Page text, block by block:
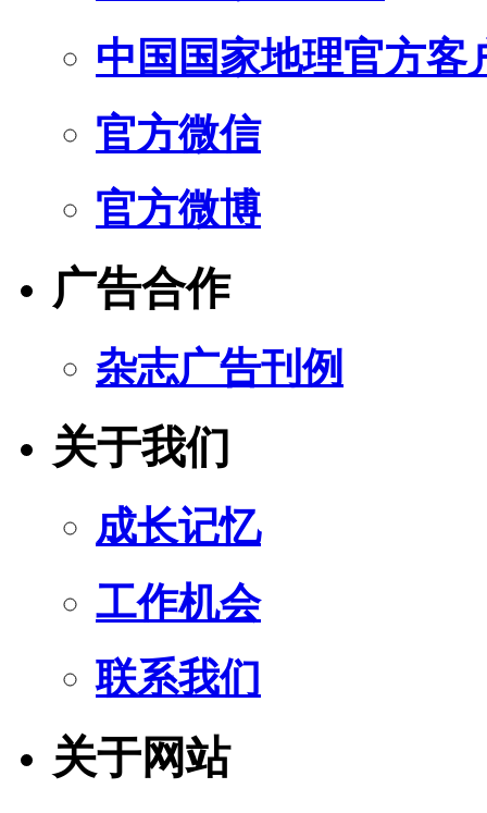
中国国家地理官方客
官方微信
官方微博
广告合作
杂志广告刊例
关于我们
成长记忆
工作机会
联系我们
关于网站